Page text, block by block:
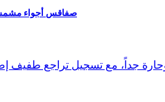
صفاقس أجواء